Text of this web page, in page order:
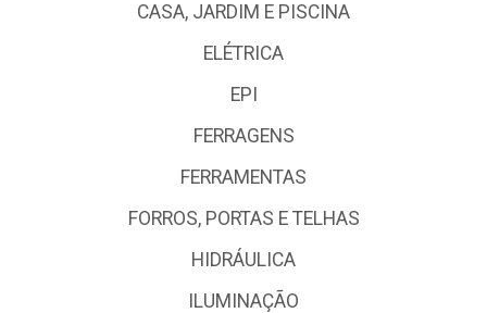
CASA, JARDIM E PISCINA
ELÉTRICA
EPI
FERRAGENS
FERRAMENTAS
FORROS, PORTAS E TELHAS
HIDRÁULICA
ILUMINAÇÃO